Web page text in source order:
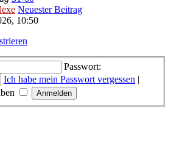
Neuester Beitrag
10:50
Passwort:
Ich habe mein Passwort vergessen |